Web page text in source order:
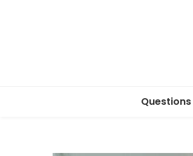
Questions